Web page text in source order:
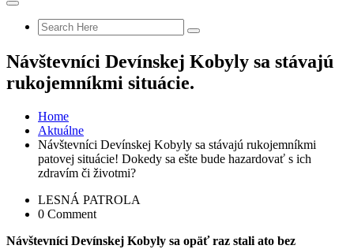
Návštevníci Devínskej Kobyly sa stávajú
rukojemníkmi situácie.
Home
Aktuálne
Návštevníci Devínskej Kobyly sa stávajú rukojemníkmi
patovej situácie! Dokedy sa ešte bude hazardovať s ich
zdravím či životmi?
LESNÁ PATROLA
0 Comment
Návštevníci Devínskej Kobyly sa opäť raz stali ato bez